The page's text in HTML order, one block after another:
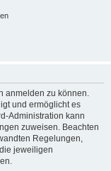
anmelden zu können.
und ermöglicht es
Administration kann
zuweisen. Beachten
Regelungen,
jeweiligen